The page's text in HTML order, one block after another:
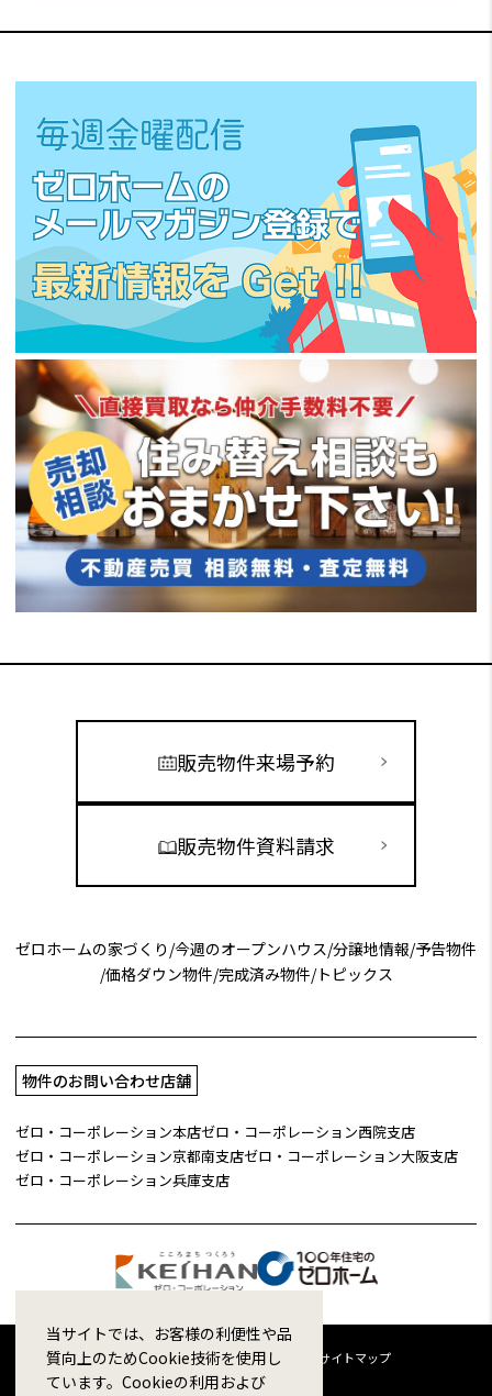
販売物件来場予約
販売物件資料請求
ゼロホームの家づくり /今週のオープンハウス/分譲地情報/予告物件
/価格ダウン物件/完成済み物件/トピックス
物件のお問い合わせ店舗
ゼロ・コーポレーション本店ゼロ・コーポレーション西院支店
ゼロ・コーポレーション京都南支店ゼロ・コーポレーション大阪支店
ゼロ・コーポレーション兵庫支店
企業情報採用情報プライバシーポリシー サイトマップ
当サイトでは、お客様の利便性や品
質向上のためCookie技術を使用し
ています。Cookieの利用および